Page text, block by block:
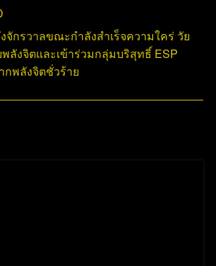
จักรวาลขณะกำลังสำเร็จความใคร่ วัย
ลังจิตและเข้าร่วมกลุ่มบริสุทธิ์ ESP
กพลังจิตชั่วร้าย